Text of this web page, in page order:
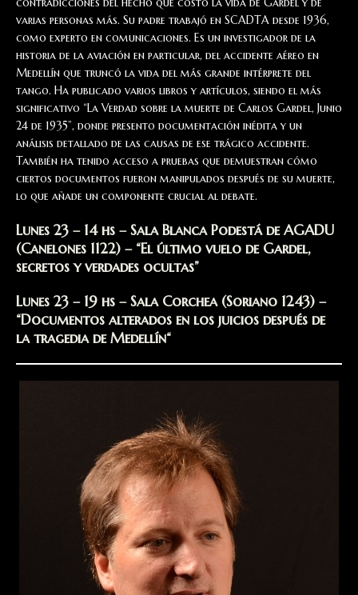
varias personas más. Su padre trabajó en SCADTA desde 1936,
como experto en comunicaciones. Es un investigador de la
historia de la aviación en particular, del accidente aéreo en
Medellín que truncó la vida del más grande intérprete del
tango. Ha publicado varios libros y artículos, siendo el más
significativo “La Verdad sobre la muerte de Carlos Gardel, Junio
24 de 1935”, donde presento documentación inédita y un
análisis detallado de las causas de ese trágico accidente.
También ha tenido acceso a pruebas que demuestran cómo
ciertos documentos fueron manipulados después de su muerte,
lo que añade un componente crucial al debate.
Lunes 23 – 14 hs – Sala Blanca Podestá de AGADU
(Canelones 1122) – “El último vuelo de Gardel,
secretos y verdades ocultas”
Lunes 23 – 19 hs – Sala Corchea (Soriano 1243) –
“Documentos alterados en los juicios después de
la tragedia de Medellín“